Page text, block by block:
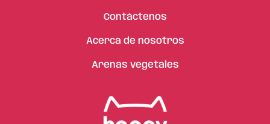
Contáctenos
Acerca de nosotros
Arenas vegetales